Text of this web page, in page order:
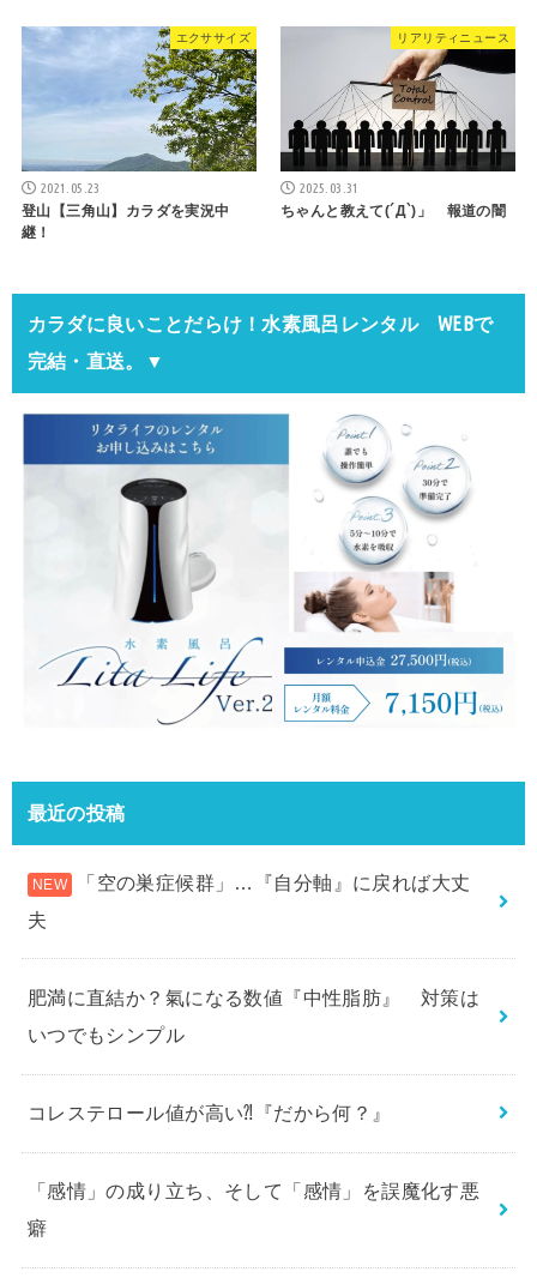
エクササイズ
2021.05.23
登山【三角山】カラダを実況中
継！
リアリティニュース
2025.03.31
ちゃんと教えて(´Д`)」 報道の闇
カラダに良いことだらけ！水素風呂レンタル WEBで
完結・直送。▼
最近の投稿
「空の巣症候群」…『自分軸』に戻れば大丈
夫
肥満に直結か？氣になる数値『中性脂肪』 対策は
いつでもシンプル
コレステロール値が高い⁈『だから何？』
「感情」の成り立ち、そして「感情」を誤魔化す悪
癖